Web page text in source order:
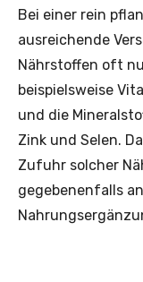
Bei einer rein
ausreichende
Nährstoffen oft
beispielsweise
und die
Zink und Selen.
Zufuhr solcher
gegebenenfalls